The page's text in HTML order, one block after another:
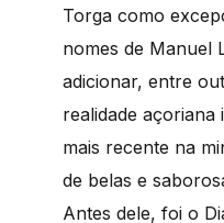
Torga como
nomes de Manuel
adicionar, entre
realidade
mais recente na
de belas e
Antes dele, foi o